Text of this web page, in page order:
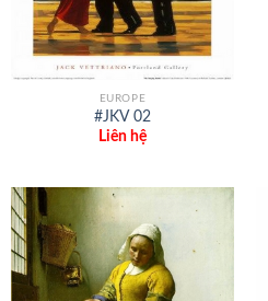
EUROPE
#JKV 02
Liên hệ